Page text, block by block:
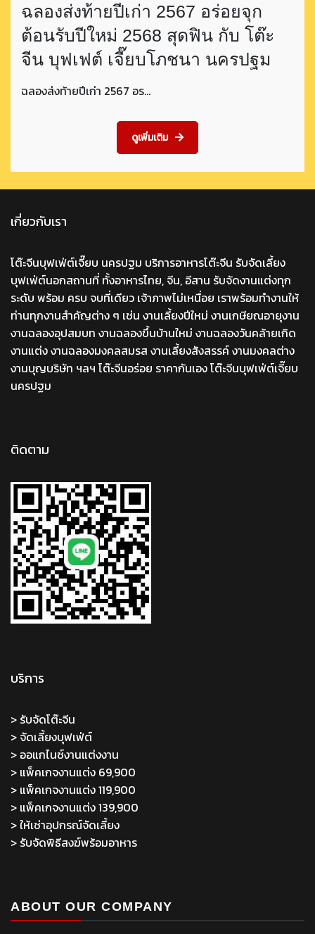
ฉลองส่งท้ายปีเก่า 2567 อร่อยจุก
ต้อนรับปีใหม่ 2568 สุดฟิน กับ โต๊ะ
จีน บุฟเฟต์ เจี๊ยบโภชนา นครปฐม
ฉลองส่งท้ายปีเก่า 2567 อร…
ดูเพิ่มเติม
เกี่ยวกับเรา
โต๊ะจีนบุฟเฟ่ต์เจี๊ยบ นครปฐม บริการอาหารโต๊ะจีน รับจัดเลี้ยง
บุฟเฟ่ต์นอกสถานที่ ทั้งอาหารไทย, จีน, อีสาน รับจัดงานแต่งทุก
ระดับ พร้อม ครบ จบที่เดียว เจ้าภาพไม่เหนื่อย เราพร้อมทำงานให้
ท่านทุกงานสำคัญต่าง ๆ เช่น งานเลี้ยงปีใหม่ งานเกษียณอายุงาน
งานฉลองอุปสมบท งานฉลองขึ้นบ้านใหม่ งานฉลองวันคล้ายเกิด
งานแต่ง งานฉลองมงคลสมรส งานเลี้ยงสังสรรค์ งานมงคลต่าง
งานบุญบริษัท ฯลฯ โต๊ะจีนอร่อย ราคากันเอง โต๊ะจีนบุฟเฟ่ต์เจี๊ยบ
นครปฐม
ติดตาม
บริการ
> รับจัดโต๊ะจีน
> จัดเลี้ยงบุฟเฟ่ต์
> ออแกไนซ์งานแต่งงาน
> แพ็คเกจงานแต่ง 69,900
> แพ็คเกจงานแต่ง 119,900
> แพ็คเกจงานแต่ง 139,900
> ให้เช่าอุปกรณ์จัดเลี้ยง
> รับจัดพิธีสงฆ์พร้อมอาหาร
ABOUT OUR COMPANY